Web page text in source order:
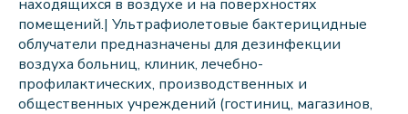
находящихся в воздухе и на поверхностях
помещений.| Ультрафиолетовые бактерицидные
облучатели предназначены для дезинфекции
воздуха больниц, клиник, лечебно-
профилактических, производственных и
общественных учреждений (гостиниц, магазинов,